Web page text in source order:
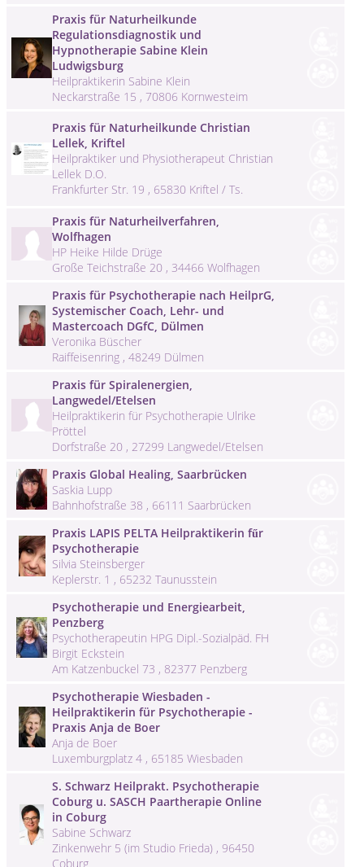
Praxis für Naturheilkunde
Regulationsdiagnostik und
Hypnotherapie Sabine Klein
Ludwigsburg
Heilpraktikerin Sabine Klein
Neckarstraße 15 , 70806 Kornwesteim
Praxis für Naturheilkunde Christian
Lellek, Kriftel
Heilpraktiker und Physiotherapeut Christian
Lellek D.O.
Frankfurter Str. 19 , 65830 Kriftel / Ts.
Praxis für Naturheilverfahren,
Wolfhagen
HP Heike Hilde Drüge
Große Teichstraße 20 , 34466 Wolfhagen
Praxis für Psychotherapie nach HeilprG,
Systemischer Coach, Lehr- und
Mastercoach DGfC, Dülmen
Veronika Büscher
Raiffeisenring , 48249 Dülmen
Praxis für Spiralenergien,
Langwedel/Etelsen
Heilpraktikerin für Psychotherapie Ulrike
Pröttel
Dorfstraße 20 , 27299 Langwedel/Etelsen
Praxis Global Healing, Saarbrücken
Saskia Lupp
Bahnhofstraße 38 , 66111 Saarbrücken
Praxis LAPIS PELTA Heilpraktikerin fűr
Psychotherapie
Silvia Steinsberger
Keplerstr. 1 , 65232 Taunusstein
Psychotherapie und Energiearbeit,
Penzberg
Psychotherapeutin HPG Dipl.-Sozialpäd. FH
Birgit Eckstein
Am Katzenbuckel 73 , 82377 Penzberg
Psychotherapie Wiesbaden -
Heilpraktikerin für Psychotherapie -
Praxis Anja de Boer
Anja de Boer
Luxemburgplatz 4 , 65185 Wiesbaden
S. Schwarz Heilprakt. Psychotherapie
Coburg u. SASCH Paartherapie Online
in Coburg
Sabine Schwarz
Zinkenwehr 5 (im Studio Frieda) , 96450
Coburg